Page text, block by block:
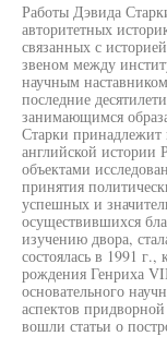
Работы Дэвида
авторитетных
связанных с
звеном между
научным
последние
занимающимся
Старки
английской истории
объектами
принятия
успешных и
осуществившихся
изучению двора,
состоялась в 1991
рождения Генриха
основательного
аспектов
вошли статьи о